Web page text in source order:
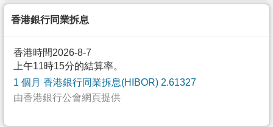
香港銀行同業拆息
香港時間2026-8-7
上午11時15分的結算率。
1 個月 香港銀行同業拆息(HIBOR) 2.61327
由香港銀行公會網頁提供